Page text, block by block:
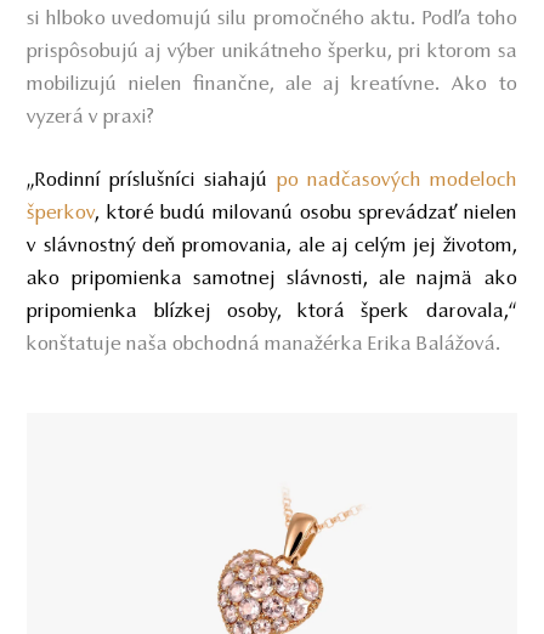
si hlboko uvedomujú silu promočného aktu. Podľa toho
prispôsobujú aj výber unikátneho šperku, pri ktorom sa
mobilizujú nielen finančne, ale aj kreatívne. Ako to
vyzerá v praxi?
„Rodinní príslušníci siahajú po nadčasových modeloch
šperkov, ktoré budú milovanú osobu sprevádzať nielen
v slávnostný deň promovania, ale aj celým jej životom,
ako pripomienka samotnej slávnosti, ale najmä ako
pripomienka blízkej osoby, ktorá šperk darovala,“
konštatuje naša obchodná manažérka Erika Balážová.